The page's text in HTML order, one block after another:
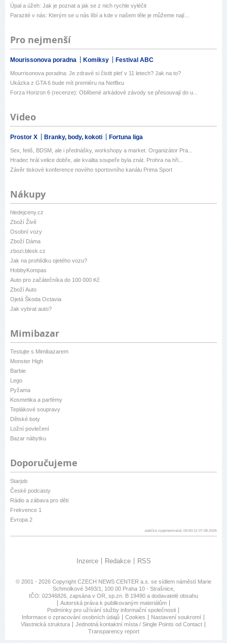
Úpal a úžeh: Jak je poznat a jak se z nich rychle vyléčit
Parazité v nás: Kterým se u nás líbí a kde v našem těle je můžeme nají...
Pro nejmenší
Mourissonova poradna Komiksy Festival ABC
Mourrisonova poradna: Je zdravé si čistit pleť v 11 letech? Jak na to?
Ukázka z GTA 6 bude mít premiéru na Netflixu
Forza Horizon 6 (recenze): Oblíbené arkádové závody se přesouvají do u...
Video
Prostor X Branky, body, kokoti Fortuna liga
Sex, fetiš, BDSM, ale i přednášky, workshopy a market. Organizátor Pra...
Hradec hrál velice dobře, ale kvalita soupeře byla znát. Prohra na hři...
Závěr tiskové konference nového sportovního kanálu Prima Sport
Nákupy
hledejceny.cz
Zboží Živě
Osobní vozy
Zboží Dáma
zbozi.blesk.cz
Jak na prohlídku ojetého vozu?
HobbyKompas
Auto pro začátečníka do 100 000 Kč
Zboží Auto
Ojetá Škoda Octavia
Jak vybrat auto?
Mimibazar
Testujte s Mimibazarem
Monster High
Barbie
Lego
Pyžama
Kosmetika a parfémy
Teplákové soupravy
Dětské boty
Ložní povlečení
Bazar nábytku
Doporučujeme
Starjob
České podcasty
Rádio a zábava pro děti
Frekvence 1
Evropa 2
patička vygenerovaná: 05:50:12 07.08.2026
Inzerce Redakce RSS
© 2001 - 2026 Copyright CZECH NEWS CENTER a.s. se sídlem náměstí Marie
Schmolkové 3493/1, 100 00 Praha 10 - Strašnice,
IČO: 02346826, zapsána v OR, sp.zn. B 19490 a dodavatelé obsahu
Autorská práva k publikovaným materiálům
Podmínky pro užívání služby informační společnosti
Informace o zpracování osobních údajů
Cookies
Nastavení soukromí
Vlastnická struktura
Jednotná kontaktní místa / Single Points od Contact
Transparency report